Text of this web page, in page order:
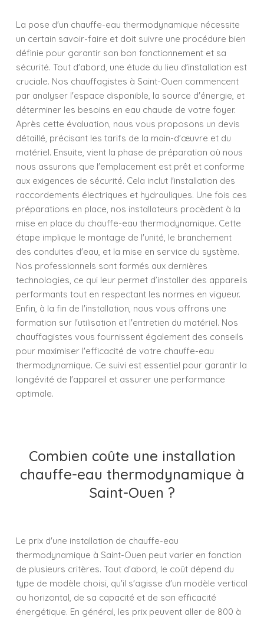
La pose d'un chauffe-eau thermodynamique nécessite
un certain savoir-faire et doit suivre une procédure bien
définie pour garantir son bon fonctionnement et sa
sécurité. Tout d'abord, une étude du lieu d'installation est
cruciale. Nos chauffagistes à Saint-Ouen commencent
par analyser l'espace disponible, la source d'énergie, et
déterminer les besoins en eau chaude de votre foyer.
Après cette évaluation, nous vous proposons un devis
détaillé, précisant les tarifs de la main-d'œuvre et du
matériel. Ensuite, vient la phase de préparation où nous
nous assurons que l'emplacement est prêt et conforme
aux exigences de sécurité. Cela inclut l'installation des
raccordements électriques et hydrauliques. Une fois ces
préparations en place, nos installateurs procèdent à la
mise en place du chauffe-eau thermodynamique. Cette
étape implique le montage de l'unité, le branchement
des conduites d'eau, et la mise en service du système.
Nos professionnels sont formés aux dernières
technologies, ce qui leur permet d’installer des appareils
performants tout en respectant les normes en vigueur.
Enfin, à la fin de l'installation, nous vous offrons une
formation sur l'utilisation et l'entretien du matériel. Nos
chauffagistes vous fournissent également des conseils
pour maximiser l'efficacité de votre chauffe-eau
thermodynamique. Ce suivi est essentiel pour garantir la
longévité de l'appareil et assurer une performance
optimale.
Combien coûte une installation
chauffe-eau thermodynamique à
Saint-Ouen ?
Le prix d'une installation de chauffe-eau
thermodynamique à Saint-Ouen peut varier en fonction
de plusieurs critères. Tout d'abord, le coût dépend du
type de modèle choisi, qu'il s'agisse d'un modèle vertical
ou horizontal, de sa capacité et de son efficacité
énergétique. En général, les prix peuvent aller de 800 à